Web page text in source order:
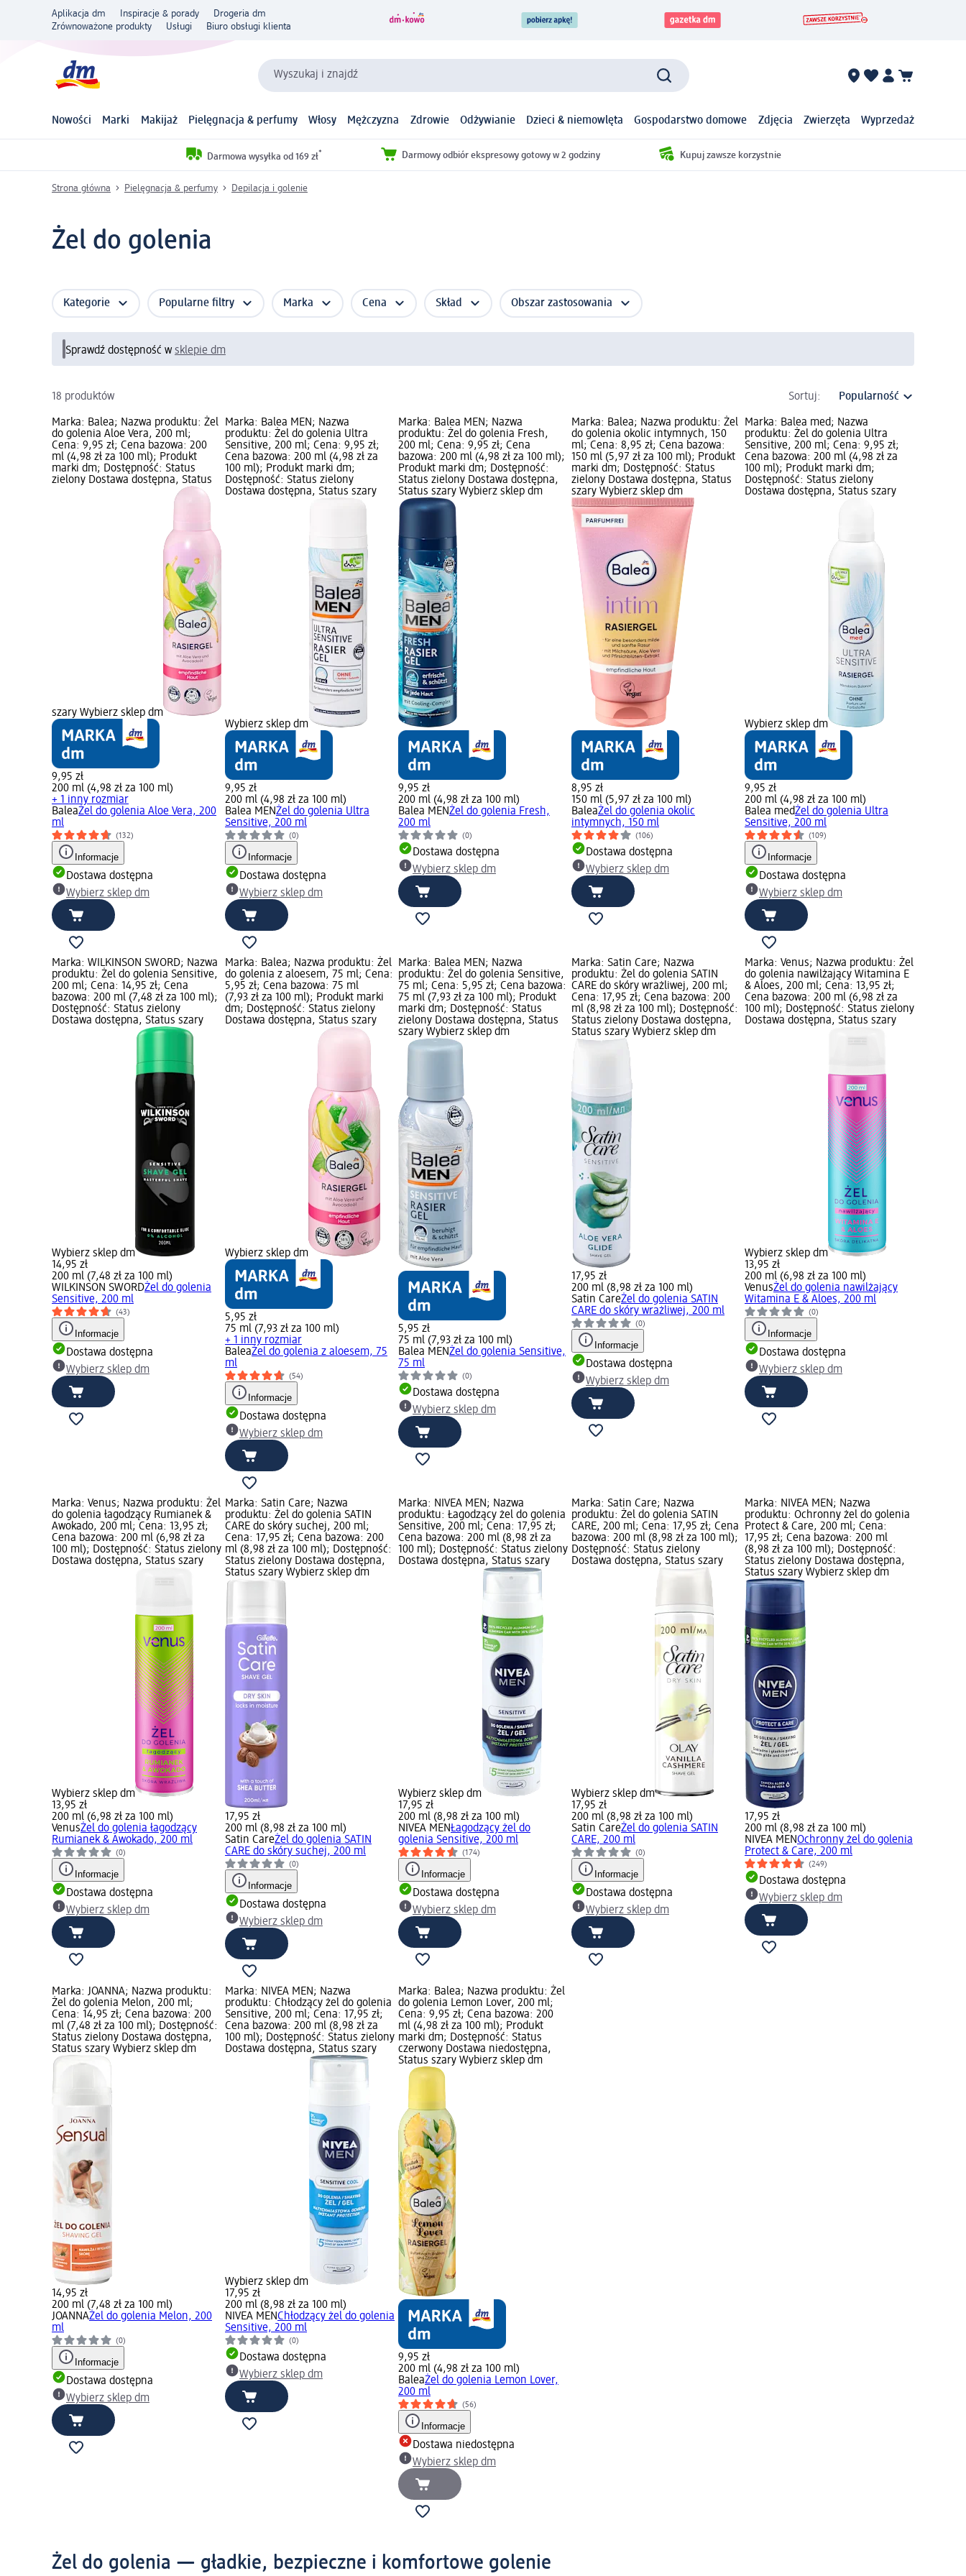
Aplikacja dm Inspiracje & porady
Drogeria dm
Zrównoważone produkty
Usługi Biuro obsługi klienta
Wyszukaj i znajdź
Nowości Marki Makijaż Pielęgnacja & perfumy Włosy Mężczyzna Zdrowie Odżywianie Dzieci & niemowlęta Gospodarstwo domowe Zdjęcia Zwierzęta Wyprzedaż
Darmowa wysyłka od 169 zł* Darmowy odbiór ekspresowy gotowy w 2 godziny Kupuj zawsze korzystnie
Strona główna Pielęgnacja & perfumy Depilacja i golenie
Żel do golenia
Kategorie Popularne filtry Marka Cena Skład Obszar zastosowania
Sprawdź dostępność w sklepie dm
18 produktów Sortuj:
Marka: Balea; Nazwa produktu: Żel
do golenia Aloe Vera, 200 ml;
Cena: 9,95 zł; Cena bazowa: 200
ml (4,98 zł za 100 ml); Produkt
marki dm; Dostępność: Status
zielony Dostawa dostępna, Status
szary Wybierz sklep dm
9,95 zł
200 ml (4,98 zł za 100 ml)
+ 1 inny rozmiar
BaleaŻel do golenia Aloe Vera, 200
ml
(132)
Informacje
Dostawa dostępna
Wybierz sklep dm
Marka: Balea MEN; Nazwa
produktu: Żel do golenia Ultra
Sensitive, 200 ml; Cena: 9,95 zł;
Cena bazowa: 200 ml (4,98 zł za
100 ml); Produkt marki dm;
Dostępność: Status zielony
Dostawa dostępna, Status szary
Wybierz sklep dm
9,95 zł
200 ml (4,98 zł za 100 ml)
Balea MENŻel do golenia Ultra
Sensitive, 200 ml
(0)
Informacje
Dostawa dostępna
Wybierz sklep dm
Marka: Balea MEN; Nazwa
produktu: Żel do golenia Fresh,
200 ml; Cena: 9,95 zł; Cena
bazowa: 200 ml (4,98 zł za 100 ml);
Produkt marki dm; Dostępność:
Status zielony Dostawa dostępna,
Status szary Wybierz sklep dm
9,95 zł
200 ml (4,98 zł za 100 ml)
Balea MENŻel do golenia Fresh,
200 ml
(0)
Dostawa dostępna
Wybierz sklep dm
Marka: Balea; Nazwa produktu: Żel
do golenia okolic intymnych, 150
ml; Cena: 8,95 zł; Cena bazowa:
150 ml (5,97 zł za 100 ml); Produkt
marki dm; Dostępność: Status
zielony Dostawa dostępna, Status
szary Wybierz sklep dm
8,95 zł
150 ml (5,97 zł za 100 ml)
BaleaŻel do golenia okolic
intymnych, 150 ml
(106)
Dostawa dostępna
Wybierz sklep dm
Marka: Balea med; Nazwa
produktu: Żel do golenia Ultra
Sensitive, 200 ml; Cena: 9,95 zł;
Cena bazowa: 200 ml (4,98 zł za
100 ml); Produkt marki dm;
Dostępność: Status zielony
Dostawa dostępna, Status szary
Wybierz sklep dm
9,95 zł
200 ml (4,98 zł za 100 ml)
Balea medŻel do golenia Ultra
Sensitive, 200 ml
(109)
Informacje
Dostawa dostępna
Wybierz sklep dm
Marka: WILKINSON SWORD; Nazwa
produktu: Żel do golenia Sensitive,
200 ml; Cena: 14,95 zł; Cena
bazowa: 200 ml (7,48 zł za 100 ml);
Dostępność: Status zielony
Dostawa dostępna, Status szary
Wybierz sklep dm
14,95 zł
200 ml (7,48 zł za 100 ml)
WILKINSON SWORDŻel do golenia
Sensitive, 200 ml
(43)
Informacje
Dostawa dostępna
Wybierz sklep dm
Marka: Balea; Nazwa produktu: Żel
do golenia z aloesem, 75 ml; Cena:
5,95 zł; Cena bazowa: 75 ml
(7,93 zł za 100 ml); Produkt marki
dm; Dostępność: Status zielony
Dostawa dostępna, Status szary
Wybierz sklep dm
5,95 zł
75 ml (7,93 zł za 100 ml)
+ 1 inny rozmiar
BaleaŻel do golenia z aloesem, 75
ml
(54)
Informacje
Dostawa dostępna
Wybierz sklep dm
Marka: Balea MEN; Nazwa
produktu: Żel do golenia Sensitive,
75 ml; Cena: 5,95 zł; Cena bazowa:
75 ml (7,93 zł za 100 ml); Produkt
marki dm; Dostępność: Status
zielony Dostawa dostępna, Status
szary Wybierz sklep dm
5,95 zł
75 ml (7,93 zł za 100 ml)
Balea MENŻel do golenia Sensitive,
75 ml
(0)
Dostawa dostępna
Wybierz sklep dm
Marka: Satin Care; Nazwa
produktu: Żel do golenia SATIN
CARE do skóry wrażliwej, 200 ml;
Cena: 17,95 zł; Cena bazowa: 200
ml (8,98 zł za 100 ml); Dostępność:
Status zielony Dostawa dostępna,
Status szary Wybierz sklep dm
17,95 zł
200 ml (8,98 zł za 100 ml)
Satin CareŻel do golenia SATIN
CARE do skóry wrażliwej, 200 ml
(0)
Informacje
Dostawa dostępna
Wybierz sklep dm
Marka: Venus; Nazwa produktu: Żel
do golenia nawilżający Witamina E
& Aloes, 200 ml; Cena: 13,95 zł;
Cena bazowa: 200 ml (6,98 zł za
100 ml); Dostępność: Status zielony
Dostawa dostępna, Status szary
Wybierz sklep dm
13,95 zł
200 ml (6,98 zł za 100 ml)
VenusŻel do golenia nawilżający
Witamina E & Aloes, 200 ml
(0)
Informacje
Dostawa dostępna
Wybierz sklep dm
Marka: Venus; Nazwa produktu: Żel
do golenia łagodzący Rumianek &
Awokado, 200 ml; Cena: 13,95 zł;
Cena bazowa: 200 ml (6,98 zł za
100 ml); Dostępność: Status zielony
Dostawa dostępna, Status szary
Wybierz sklep dm
13,95 zł
200 ml (6,98 zł za 100 ml)
VenusŻel do golenia łagodzący
Rumianek & Awokado, 200 ml
(0)
Informacje
Dostawa dostępna
Wybierz sklep dm
Marka: Satin Care; Nazwa
produktu: Żel do golenia SATIN
CARE do skóry suchej, 200 ml;
Cena: 17,95 zł; Cena bazowa: 200
ml (8,98 zł za 100 ml); Dostępność:
Status zielony Dostawa dostępna,
Status szary Wybierz sklep dm
17,95 zł
200 ml (8,98 zł za 100 ml)
Satin CareŻel do golenia SATIN
CARE do skóry suchej, 200 ml
(0)
Informacje
Dostawa dostępna
Wybierz sklep dm
Marka: NIVEA MEN; Nazwa
produktu: Łagodzący żel do golenia
Sensitive, 200 ml; Cena: 17,95 zł;
Cena bazowa: 200 ml (8,98 zł za
100 ml); Dostępność: Status zielony
Dostawa dostępna, Status szary
Wybierz sklep dm
17,95 zł
200 ml (8,98 zł za 100 ml)
NIVEA MENŁagodzący żel do
golenia Sensitive, 200 ml
(174)
Informacje
Dostawa dostępna
Wybierz sklep dm
Marka: Satin Care; Nazwa
produktu: Żel do golenia SATIN
CARE, 200 ml; Cena: 17,95 zł; Cena
bazowa: 200 ml (8,98 zł za 100 ml);
Dostępność: Status zielony
Dostawa dostępna, Status szary
Wybierz sklep dm
17,95 zł
200 ml (8,98 zł za 100 ml)
Satin CareŻel do golenia SATIN
CARE, 200 ml
(0)
Informacje
Dostawa dostępna
Wybierz sklep dm
Marka: NIVEA MEN; Nazwa
produktu: Ochronny żel do golenia
Protect & Care, 200 ml; Cena:
17,95 zł; Cena bazowa: 200 ml
(8,98 zł za 100 ml); Dostępność:
Status zielony Dostawa dostępna,
Status szary Wybierz sklep dm
17,95 zł
200 ml (8,98 zł za 100 ml)
NIVEA MENOchronny żel do golenia
Protect & Care, 200 ml
(249)
Dostawa dostępna
Wybierz sklep dm
Marka: JOANNA; Nazwa produktu:
Żel do golenia Melon, 200 ml;
Cena: 14,95 zł; Cena bazowa: 200
ml (7,48 zł za 100 ml); Dostępność:
Status zielony Dostawa dostępna,
Status szary Wybierz sklep dm
14,95 zł
200 ml (7,48 zł za 100 ml)
JOANNAŻel do golenia Melon, 200
ml
(0)
Informacje
Dostawa dostępna
Wybierz sklep dm
Marka: NIVEA MEN; Nazwa
produktu: Chłodzący żel do golenia
Sensitive, 200 ml; Cena: 17,95 zł;
Cena bazowa: 200 ml (8,98 zł za
100 ml); Dostępność: Status zielony
Dostawa dostępna, Status szary
Wybierz sklep dm
17,95 zł
200 ml (8,98 zł za 100 ml)
NIVEA MENChłodzący żel do golenia
Sensitive, 200 ml
(0)
Dostawa dostępna
Wybierz sklep dm
Marka: Balea; Nazwa produktu: Żel
do golenia Lemon Lover, 200 ml;
Cena: 9,95 zł; Cena bazowa: 200
ml (4,98 zł za 100 ml); Produkt
marki dm; Dostępność: Status
czerwony Dostawa niedostępna,
Status szary Wybierz sklep dm
9,95 zł
200 ml (4,98 zł za 100 ml)
BaleaŻel do golenia Lemon Lover,
200 ml
(56)
Informacje
Dostawa niedostępna
Wybierz sklep dm
Żel do golenia — gładkie, bezpieczne i komfortowe golenie